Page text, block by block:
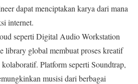
dapat menciptakan karya dari mana
internet.
seperti Digital Audio Workstation
library global membuat proses kreatif
Platform seperti Soundtrap,
musisi dari berbagai